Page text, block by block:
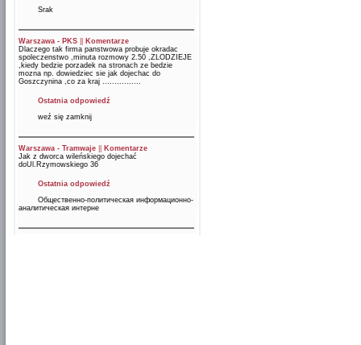
Srak
Warszawa - PKS
Komentarze
Dlaczego tak firma panstwowa probuje okradac
spoleczenstwo ,minuta rozmowy 2.50 ,ZLODZIEJE
,kiedy bedzie porzadek na stronach ze bedzie
mozna np. dowiedziec sie jak dojechac do
Goszczynina ,co za kraj ................
Ostatnia odpowiedź
weź się zamknij
Warszawa - Tramwaje
Komentarze
Jak z dworca wileńskiego dojechać
doUl.Rzymowskiego 36
Ostatnia odpowiedź
Общественно-политическая информационно-
аналитическая интерне